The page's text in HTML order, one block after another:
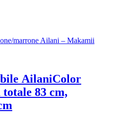
AilaniColor
83 cm,